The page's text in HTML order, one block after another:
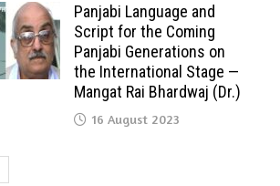
Panjabi Language and
Script for the Coming
Panjabi Generations on
the International Stage —
Mangat Rai Bhardwaj (Dr.)
16 August 2023